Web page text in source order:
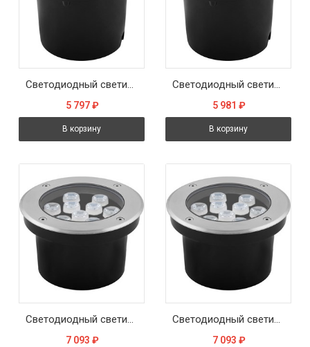
5 797₽
В корзину
5 981 ₽
В корзину
Светодиодный светильник тротуарный (грунтовый) Feron SP4113 9W 2700K 230V IP67
7 093 ₽
Светодиодный светильник тротуарный (грунтовый) Feron SP4113 9W 6400K 230V IP67
7 093 ₽